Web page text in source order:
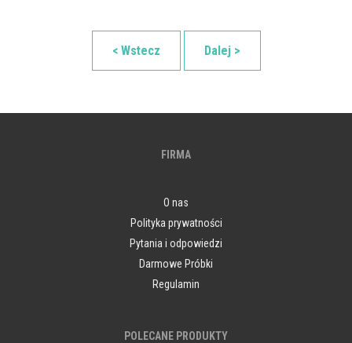
< Wstecz Dalej >
FIRMA
O nas
Polityka prywatności
Pytania i odpowiedzi
Darmowe Próbki
Regulamin
POLECANE PRODUKTY